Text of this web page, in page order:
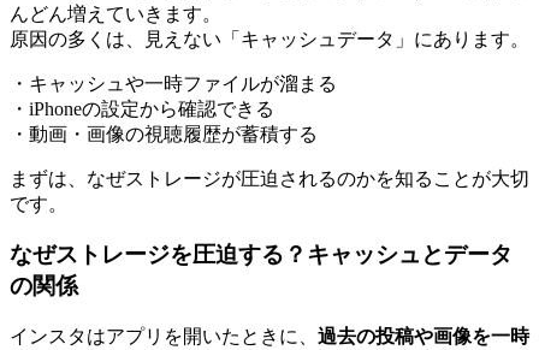
んどん増えていきます。
原因の多くは、見えない「キャッシュデータ」にあります。
・キャッシュや一時ファイルが溜まる
・iPhoneの設定から確認できる
・動画・画像の視聴履歴が蓄積する
まずは、なぜストレージが圧迫されるのかを知ることが大切
です。
なぜストレージを圧迫する？キャッシュとデータ
の関係
インスタはアプリを開いたときに、 過去の投稿や画像を一時